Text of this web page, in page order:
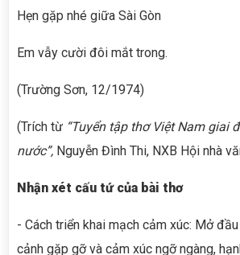
Hẹn gặp nhé giữa Sài Gòn
Em vẫy cười đôi mắt trong.
(Trường Sơn, 12/1974)
(Trích từ “Tuyển tập thơ Việt Nam giai
nước”, Nguyễn Đình Thi, NXB Hội nhà
Nhận xét cấu tứ của bài thơ
- Cách triển khai mạch cảm xúc: Mở
cảnh gặp gỡ và cảm xúc ngỡ ngàng,